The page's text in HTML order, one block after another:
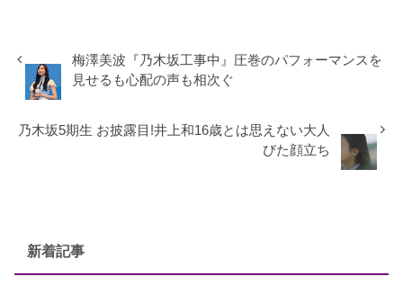
梅澤美波『乃木坂工事中』圧巻のパフォーマンスを
見せるも心配の声も相次ぐ
乃木坂5期生 お披露目!井上和16歳とは思えない大人
びた顔立ち
新着記事